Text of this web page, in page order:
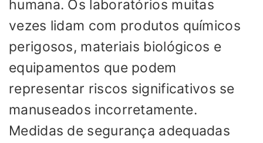
humana. Os laboratórios muitas
vezes lidam com produtos químicos
perigosos, materiais biológicos e
equipamentos que podem
representar riscos significativos se
manuseados incorretamente.
Medidas de segurança adequadas